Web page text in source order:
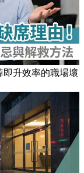
即升效率的職場壞